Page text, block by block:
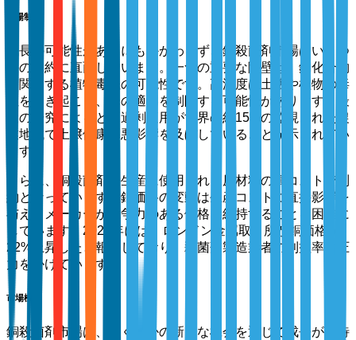
市場制約
成長の可能性があるにもかかわらず、銅殺菌剤市場はいくつ
かの制約に直面しています。一つの重要な障壁は、銅化合物
に関連する植物毒性の可能性です。高濃度は土壌や植物の毒
性を引き起こし、その適用を制限する可能性があります。最
近の研究によると、過剰適用が世界の約15%の監視された農
業地域で土壌健康に悪影響を及ぼしていることが示されてい
ます。
さらに、銅殺菌剤の生産に使用される原材料の高コストが制
約となっています。銅価格の変動は生産コストに直接影響を
与え、メーカーが競争力のある価格を維持することを困難に
しています。2022年には、ロンドン金属取引所が銅価格が
22%上昇したと報告しており、殺菌剤製造業者の利益率に圧
力をかけています。
市場機会
銅殺菌剤市場は、いくつかの新たな機会を通じて成長が期待